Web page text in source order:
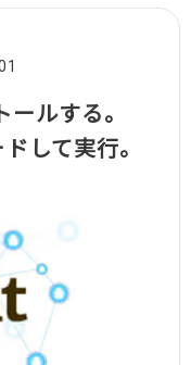
ルする。
して実行。